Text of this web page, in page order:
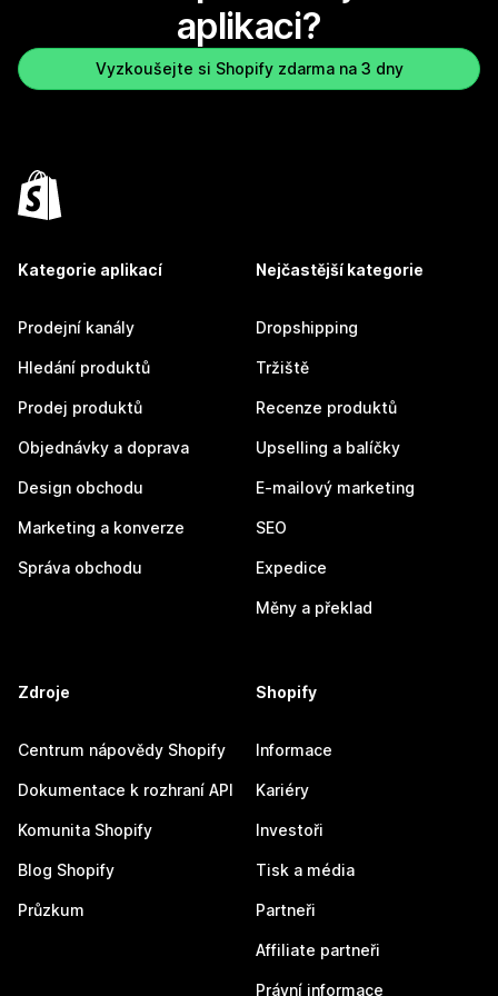
aplikaci?
Vyzkoušejte si Shopify zdarma na 3 dny
Kategorie aplikací
Prodejní kanály
Hledání produktů
Prodej produktů
Objednávky a doprava
Design obchodu
Marketing a konverze
Správa obchodu
Nejčastější kategorie
Dropshipping
Tržiště
Recenze produktů
Upselling a balíčky
E-mailový marketing
SEO
Expedice
Měny a překlad
Zdroje
Centrum nápovědy Shopify
Dokumentace k rozhraní API
Komunita Shopify
Blog Shopify
Průzkum
Shopify
Informace
Kariéry
Investoři
Tisk a média
Partneři
Affiliate partneři
Právní informace